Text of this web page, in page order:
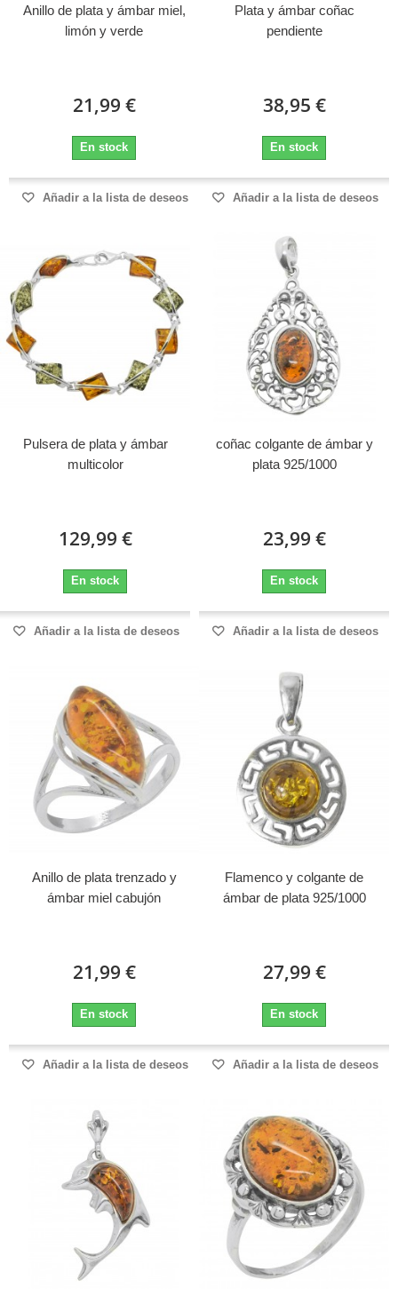
Anillo de plata y ámbar miel,
limón y verde
21,99 €
En stock
Añadir a la lista de deseos
Plata y ámbar coñac
pendiente
38,95 €
En stock
Añadir a la lista de deseos
Pulsera de plata y ámbar
multicolor
129,99 €
En stock
Añadir a la lista de deseos
coñac colgante de ámbar y
plata 925/1000
23,99 €
En stock
Añadir a la lista de deseos
Anillo de plata trenzado y
ámbar miel cabujón
21,99 €
En stock
Añadir a la lista de deseos
Flamenco y colgante de
ámbar de plata 925/1000
27,99 €
En stock
Añadir a la lista de deseos